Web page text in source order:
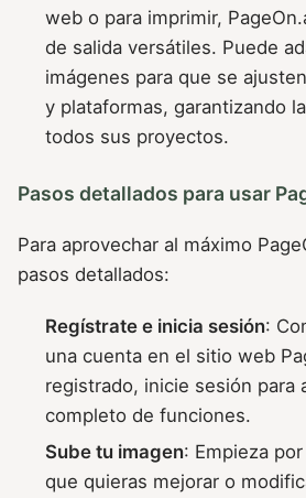
web o para imprimir,
de salida versátiles. Puede
imágenes para que se
y plataformas, garantizando
todos sus proyectos.
Pasos detallados para usar
Para aprovechar al máximo
pasos detallados:
Regístrate e inicia sesión:
una cuenta en el sitio web
registrado, inicie sesión para
completo de funciones.
Sube tu imagen: Empieza
que quieras mejorar o